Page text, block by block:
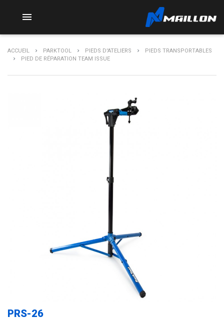

ACCUEIL PARKTOOL PIEDS D'ATELIERS
PIEDS TRANSPORTABLES
PIED DE RÉPARATION TEAM ISSUE
PRS-26